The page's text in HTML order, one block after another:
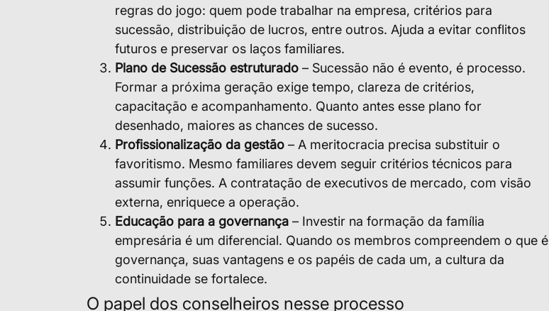
regras do jogo: quem pode trabalhar na empresa, critérios para
sucessão, distribuição de lucros, entre outros. Ajuda a evitar conflitos
futuros e preservar os laços familiares.
Plano de Sucessão estruturado – Sucessão não é evento, é processo.
Formar a próxima geração exige tempo, clareza de critérios,
capacitação e acompanhamento. Quanto antes esse plano for
desenhado, maiores as chances de sucesso.
Profissionalização da gestão – A meritocracia precisa substituir o
favoritismo. Mesmo familiares devem seguir critérios técnicos para
assumir funções. A contratação de executivos de mercado, com visão
externa, enriquece a operação.
Educação para a governança – Investir na formação da família
empresária é um diferencial. Quando os membros compreendem o que é
governança, suas vantagens e os papéis de cada um, a cultura da
continuidade se fortalece.
O papel dos conselheiros nesse processo